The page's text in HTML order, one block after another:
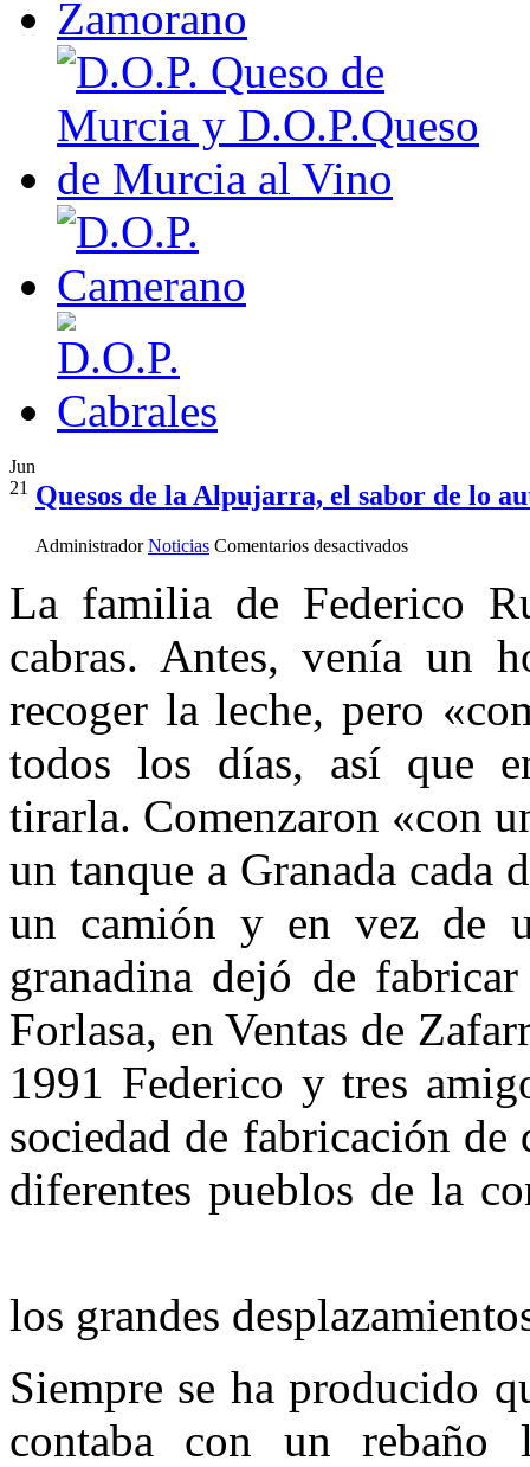
Jun
21 Quesos de la Alpujarra, el sabor de lo
Administrador Noticias Comentarios desactivadosen
de
la
sabor
lo
La familia de Federico
cabras. Antes, venía un
recoger la leche, pero
todos los días, así que
tirarla. Comenzaron «con
un tanque a Granada cada
un camión y en vez de
granadina dejó de
Forlasa, en Ventas de
1991 Federico y tres
sociedad de fabricación de
diferentes pueblos de la
los grandes
Siempre se ha producido
contaba con un rebaño